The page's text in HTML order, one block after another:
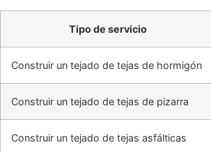
Tipo de servicio
Construir un tejado de tejas de hormigón
Construir un tejado de tejas de pizarra
Construir un tejado de tejas asfálticas